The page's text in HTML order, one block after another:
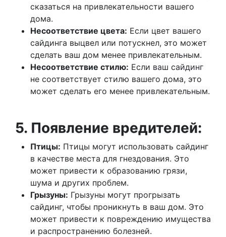
сказаться на привлекательности вашего
дома.
Несоответствие цвета: Если цвет вашего
сайдинга выцвел или потускнел, это может
сделать ваш дом менее привлекательным.
Несоответствие стилю: Если ваш сайдинг
не соответствует стилю вашего дома, это
может сделать его менее привлекательным.
5. Появление вредителей:
Птицы: Птицы могут использовать сайдинг
в качестве места для гнездования. Это
может привести к образованию грязи,
шума и других проблем.
Грызуны: Грызуны могут прогрызать
сайдинг, чтобы проникнуть в ваш дом. Это
может привести к повреждению имущества
и распространению болезней.